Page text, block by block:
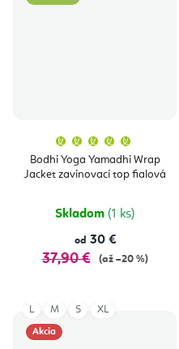
Bodhi Yoga Yamadhi Wrap
Jacket zavinovací top fialová
produktu
je
5,0
Skladom (1 ks)
od 30 €
37,90 € (až –20 %)
Akcia
L M S XL